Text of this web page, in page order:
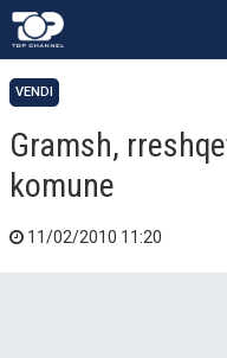
VENDI
Gramsh,
komune
11/02/2010 11:20